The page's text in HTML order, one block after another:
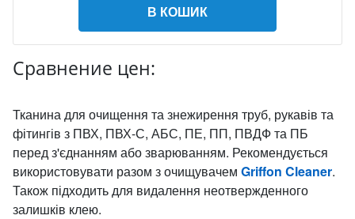
В КОШИК
Сравнение цен:
Тканина для очищення та знежирення труб, рукавів та
фітингів з ПВХ, ПВХ-С, АБС, ПЕ, ПП, ПВДФ та ПБ
перед з'єднанням або зварюванням. Рекомендується
використовувати разом з очищувачем Griffon Cleaner.
Також підходить для видалення неотвержденного
залишків клею.